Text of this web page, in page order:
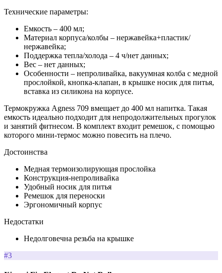
Технические параметры:
Емкость – 400 мл;
Материал корпуса/колбы – нержавейка+пластик/
нержавейка;
Поддержка тепла/холода – 4 ч/нет данных;
Вес – нет данных;
Особенности – непроливайка, вакуумная колба с медной
прослойкой, кнопка-клапан, в крышке носик для питья,
вставка из силикона на корпусе.
Термокружка Agness 709 вмещает до 400 мл напитка. Такая
емкость идеально подходит для непродолжительных прогулок
и занятий фитнесом. В комплект входит ремешок, с помощью
которого мини-термос можно повесить на плечо.
Достоинства
Медная термоизолирующая прослойка
Конструкция-непроливайка
Удобный носик для питья
Ремешок для переноски
Эргономичный корпус
Недостатки
Недолговечна резьба на крышке
#3